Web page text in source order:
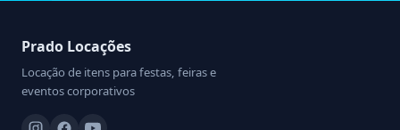
Prado Locações
Locação de itens para festas, feiras e
eventos corporativos